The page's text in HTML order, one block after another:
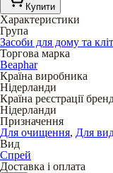
Купити
Характеристики
Група
Засоби для дому та
Торгова марка
Beaphar
Країна виробника
Нідерланди
Країна реєстрації
Нідерланди
Призначення
Для очищення, Для
Вид
Спрей
Доставка і оплата